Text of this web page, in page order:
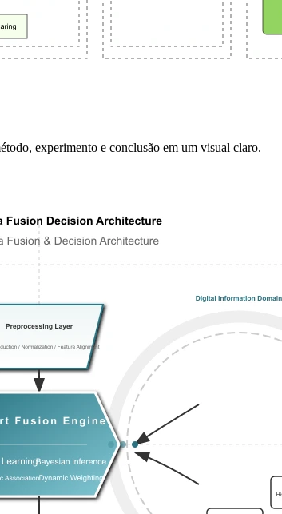
experimento e conclusão em um visual claro.